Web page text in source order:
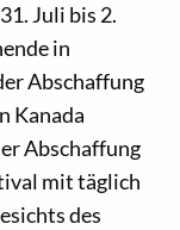
Juli bis 2.
in
Abschaffung
Kanada
Abschaffung
mit täglich
des